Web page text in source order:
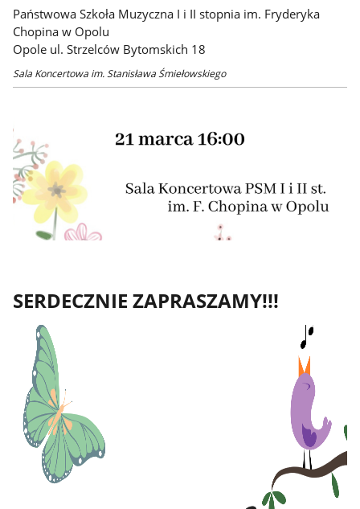
Państwowa Szkoła Muzyczna I i II stopnia im. Fryderyka
Chopina w Opolu
Opole ul. Strzelców Bytomskich 18
Sala Koncertowa im. Stanisława Śmiełowskiego
SERDECZNIE ZAPRASZAMY!!!